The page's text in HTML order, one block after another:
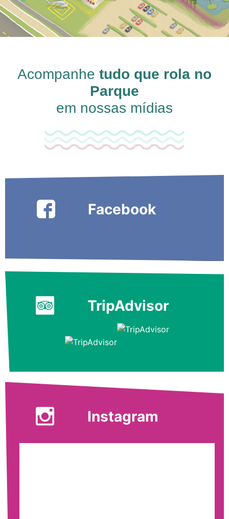
Acompanhe tudo que rola no
Parque
em nossas mídias
Facebook
TripAdvisor
Instagram